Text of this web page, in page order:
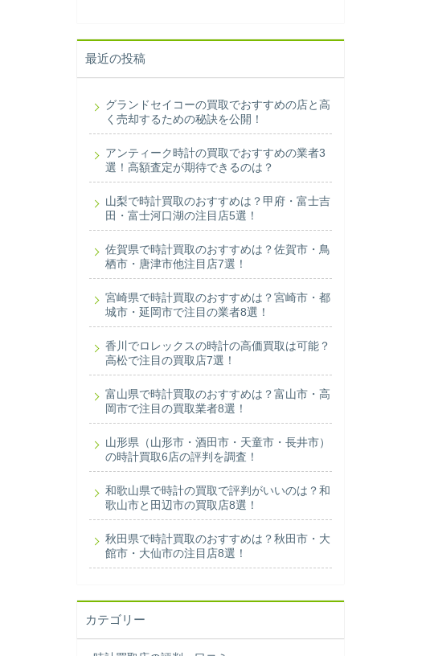
最近の投稿
グランドセイコーの買取でおすすめの店と高
く売却するための秘訣を公開！
アンティーク時計の買取でおすすめの業者3
選！高額査定が期待できるのは？
山梨で時計買取のおすすめは？甲府・富士吉
田・富士河口湖の注目店5選！
佐賀県で時計買取のおすすめは？佐賀市・鳥
栖市・唐津市他注目店7選！
宮崎県で時計買取のおすすめは？宮崎市・都
城市・延岡市で注目の業者8選！
香川でロレックスの時計の高価買取は可能？
高松で注目の買取店7選！
富山県で時計買取のおすすめは？富山市・高
岡市で注目の買取業者8選！
山形県（山形市・酒田市・天童市・長井市）
の時計買取6店の評判を調査！
和歌山県で時計の買取で評判がいいのは？和
歌山市と田辺市の買取店8選！
秋田県で時計買取のおすすめは？秋田市・大
館市・大仙市の注目店8選！
カテゴリー